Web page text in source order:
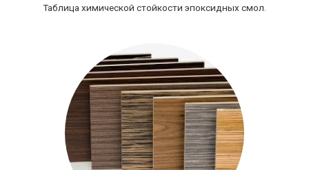
Таблица химической стойкости эпоксидных смол.